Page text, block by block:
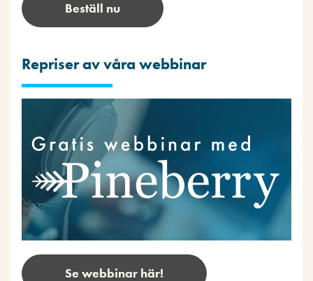
Beställ nu
Repriser av våra webbinar
Se webbinar här!